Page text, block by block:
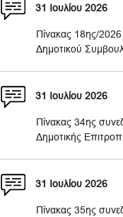
31 Ιουλίου 2026
Πίνακας 18ης/
Δημοτικού
31 Ιουλίου 2026
Πίνακας 34ης
Δημοτικής
31 Ιουλίου 2026
Πίνακας 35ης